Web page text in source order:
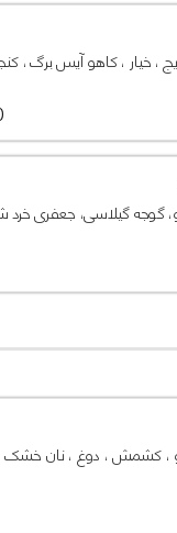
، خیار ، کاهو آیس برگ ،
گوجه گیلاسی، جعفری
، کشمش ، دوغ ، نان خشک